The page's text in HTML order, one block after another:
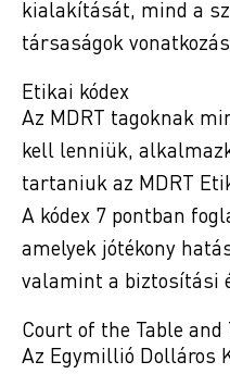
kialakítását, mind a
társaságok
Etikai kódex
Az MDRT tagoknak
kell lenniük,
tartaniuk az MDRT
A kódex 7 pontban
amelyek jótékony
valamint a biztosítási
Court of the Table and
Az Egymillió Dolláros